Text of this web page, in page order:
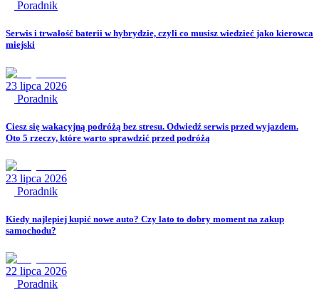
Poradnik
Serwis i trwałość baterii w hybrydzie, czyli co musisz wiedzieć jako kierowca
miejski
23 lipca 2026
Poradnik
Ciesz się wakacyjną podróżą bez stresu. Odwiedź serwis przed wyjazdem.
Oto 5 rzeczy, które warto sprawdzić przed podróżą
23 lipca 2026
Poradnik
Kiedy najlepiej kupić nowe auto? Czy lato to dobry moment na zakup
samochodu?
22 lipca 2026
Poradnik